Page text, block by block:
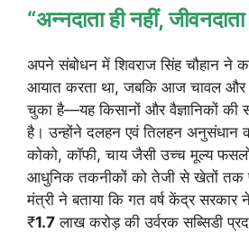
“अन्नदाता ही नहीं,
अपने संबोधन में शिवराज सिंह चौहान ने
आयात करता था, जबकि आज चावल और
चुका है—यह किसानों और वैज्ञानिकों की
है। उन्होंने दलहन एवं तिलहन
कोको, कॉफी, चाय जैसी उच्च मूल्य
आधुनिक तकनीकों को तेजी से खेतों तक
मंत्री ने बताया कि गत वर्ष केंद्र सरकार
₹1.7 लाख करोड़ की उर्वरक सब्सिडी